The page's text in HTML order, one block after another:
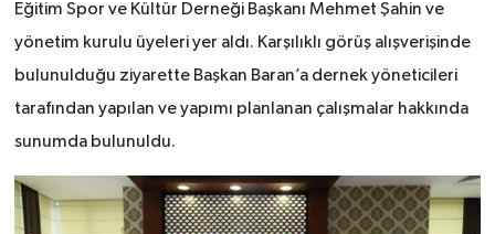
Eğitim Spor ve Kültür Derneği Başkanı Mehmet Şahin ve
yönetim kurulu üyeleri yer aldı. Karşılıklı görüş alışverişinde
bulunulduğu ziyarette Başkan Baran’a dernek yöneticileri
tarafından yapılan ve yapımı planlanan çalışmalar hakkında
sunumda bulunuldu.